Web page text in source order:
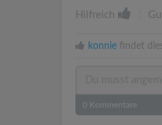
Hilfreich
konnie findet
0 Kommentare